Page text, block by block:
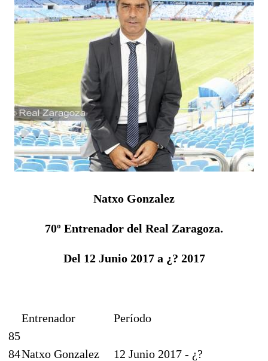
Natxo Gonzalez
70º Entrenador del Real Zaragoza.
Del 12 Junio 2017 a ¿? 2017
Entrenador
Período
85
84Natxo Gonzalez 12 Junio 2017 - ¿?